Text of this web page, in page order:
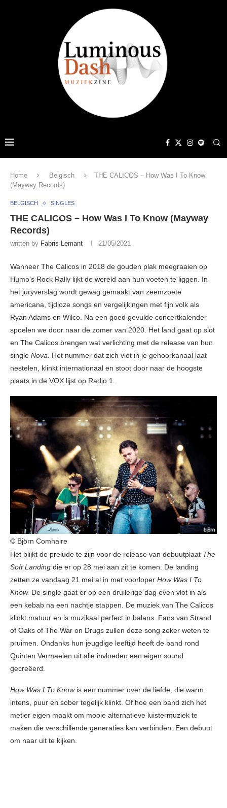
Home Belgisch
THE CALICOS – How Was I To Know
(Mayway Records)
BELGISCH SINGLES
THE CALICOS – How Was I To Know (Mayway
Records)
written by Fabris Lemant 21/05/2021
Wanneer The Calicos in 2018 de gouden plak meegraaien op
Humo’s Rock Rally lijkt de wereld aan hun voeten te liggen. In
het juryverslag wordt gewag gemaakt van zeemzoete
americana, tijdloze songs en vergelijkingen met fijn volk als
Ryan Adams en Wilco. Na een goed gevulde concertkalender
spoelen we door naar de zomer van 2020. Het land gaat op slot
en The Calicos brengen wat verlichting met de release van hun
single Nova. Het nummer dat zich vlot in je gehoorkanaal laat
nestelen, klinkt internationaal en stoot door naar de hoogste
plaats in de VOX lijst op Radio 1.
© Björn Comhaire
Het blijkt de prelude te zijn voor de release van debuutplaat The
Soft Landing die er op 28 mei aan zit te komen. De landing
zetten ze vandaag 21 mei al in met voorloper How Was I To
Know. De single gaat er op een druilerige dag even vlot in als
een kebab na een nachtje stappen. De muziek van The Calicos
klinkt matuur en is muzikaal perfect in balans. Fans van Strand
of Oaks of The War on Drugs zullen deze song zeker weten te
pruimen. Ondanks hun jeugdige leeftijd heeft de band rond
Quinten Vermaelen uit alle invloeden een eigen sound
gecreëerd.
How Was I To Knowis een nummer over de liefde, die warm,
intens, puur en sober tegelijk klinkt. Of hoe een band zich het
metier eigen maakt om mooie alternatieve luistermuziek te
maken die verschillende generaties kan verbinden. Een debuut
om naar uit te kijken.